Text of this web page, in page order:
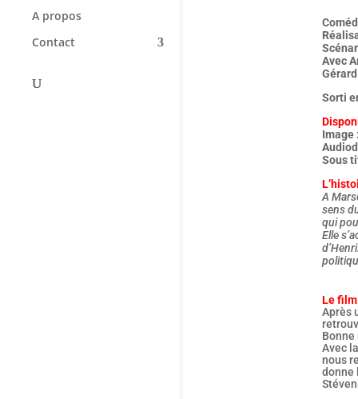
A propos
Contact
Avec
Sorti
Image
Sous
A
sens
qui
Elle
Le
Après
Avec
nous
donne